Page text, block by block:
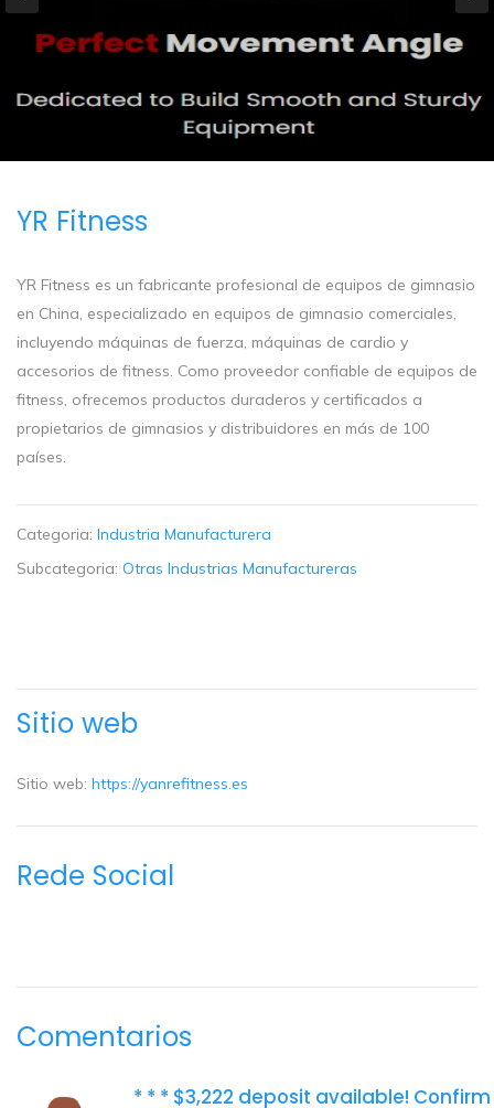
YR Fitness
YR Fitness es un fabricante profesional de equipos de gimnasio
en China, especializado en equipos de gimnasio comerciales,
incluyendo máquinas de fuerza, máquinas de cardio y
accesorios de fitness. Como proveedor confiable de equipos de
fitness, ofrecemos productos duraderos y certificados a
propietarios de gimnasios y distribuidores en más de 100
países.
Categoria: Industria Manufacturera
Subcategoria: Otras Industrias Manufactureras
Sitio web
Sitio web: https://yanrefitness.es
Rede Social
Comentarios
* * * $3,222 deposit available!